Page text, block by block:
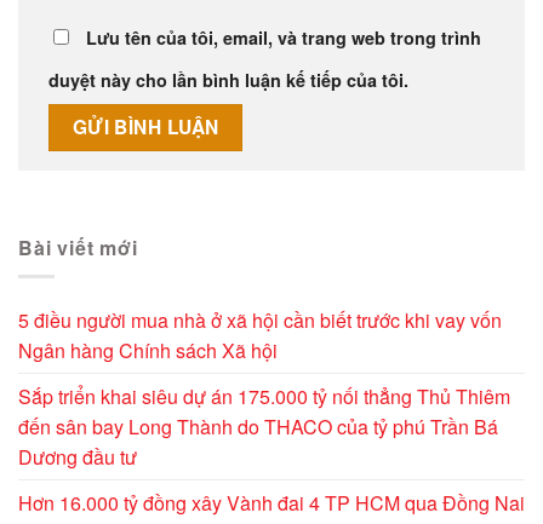
Lưu tên của tôi, email, và trang web trong trình
duyệt này cho lần bình luận kế tiếp của tôi.
Bài viết mới
5 điều người mua nhà ở xã hội cần biết trước khi vay vốn
Ngân hàng Chính sách Xã hội
Sắp triển khai siêu dự án 175.000 tỷ nối thẳng Thủ Thiêm
đến sân bay Long Thành do THACO của tỷ phú Trần Bá
Dương đầu tư
Hơn 16.000 tỷ đồng xây Vành đai 4 TP HCM qua Đồng Nai